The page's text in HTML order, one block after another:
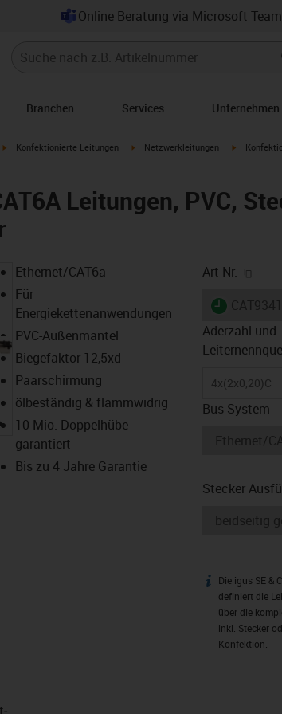
Online Beratung via Microsoft
Branchen Services Unternehmen
igus-icon-arrow-right
Konfektionierte Leitungen igus-icon-arrow-right
Netzwerkleitungen igus-icon-
Leitungen, PVC,
igus-icon-lupe
Ethernet/CAT6a
Für
Energiekettenanwendungen
PVC-Außenmantel
Biegefaktor 12,5xd
Paarschirmung
ölbeständig & flammwidrig
10 Mio. Doppelhübe
garantiert
Bis zu 4 Jahre Garantie
Art-Nr.
igus-icon-
Aderzahl und
4x(2x0,20)C
Bus-System
Stecker
igus-icon-info
Die igus SE &
definiert die
über die
inkl. Stecker
Konfektion.